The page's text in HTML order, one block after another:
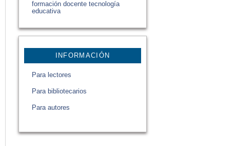
formación docente tecnología
educativa
INFORMACIÓN
Para lectores
Para bibliotecarios
Para autores